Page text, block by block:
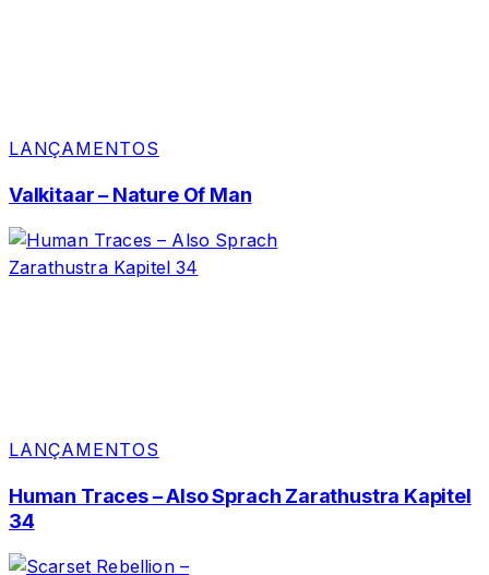
LANÇAMENTOS
Valkitaar – Nature Of Man
LANÇAMENTOS
Human Traces – Also Sprach Zarathustra Kapitel
34